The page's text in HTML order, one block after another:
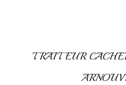
TRAITEUR